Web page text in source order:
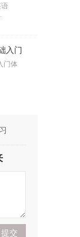
学
语
入门
门体
语
学
学
语